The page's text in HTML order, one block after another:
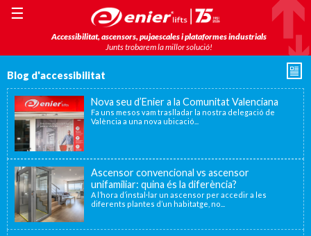
Accessibilitat, ascensors, pujaescales i plataformes industrials
Junts trobarem la millor solució!
☰
Blog d'accessibilitat
Nova seu d’Enier a la Comunitat Valenciana
Fa uns mesos vam traslladar la nostra delegació de
València a una nova ubicació...
Ascensor convencional vs ascensor
unifamiliar: quina és la diferència?
A l’hora d’instal·lar un ascensor per accedir a les
diferents plantes d’un habitatge, no...